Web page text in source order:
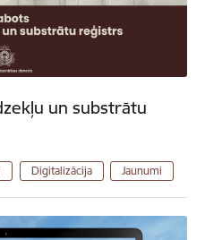
un substrātu
Digitalizācija Jaunumi